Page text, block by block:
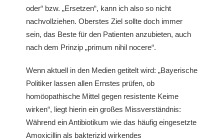
oder“ bzw. „Ersetzen“, kann ich also so nicht
nachvollziehen. Oberstes Ziel sollte doch immer
sein, das Beste für den Patienten anzubieten, auch
nach dem Prinzip „primum nihil nocere“.
Wenn aktuell in den Medien getitelt wird: „Bayerische
Politiker lassen allen Ernstes prüfen, ob
homöopathische Mittel gegen resistente Keime
wirken“, liegt hierin ein großes Missverständnis:
Während ein Antibiotikum wie das häufig eingesetzte
Amoxicillin als bakterizid wirkendes